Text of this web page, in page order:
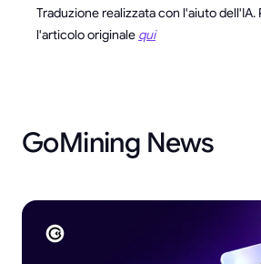
Traduzione realizzata con l'aiuto
l'articolo originale qui
GoMining News